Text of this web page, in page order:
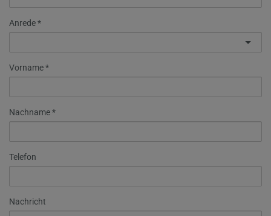
Anrede
Vorname
Nachname
Telefon
Nachricht